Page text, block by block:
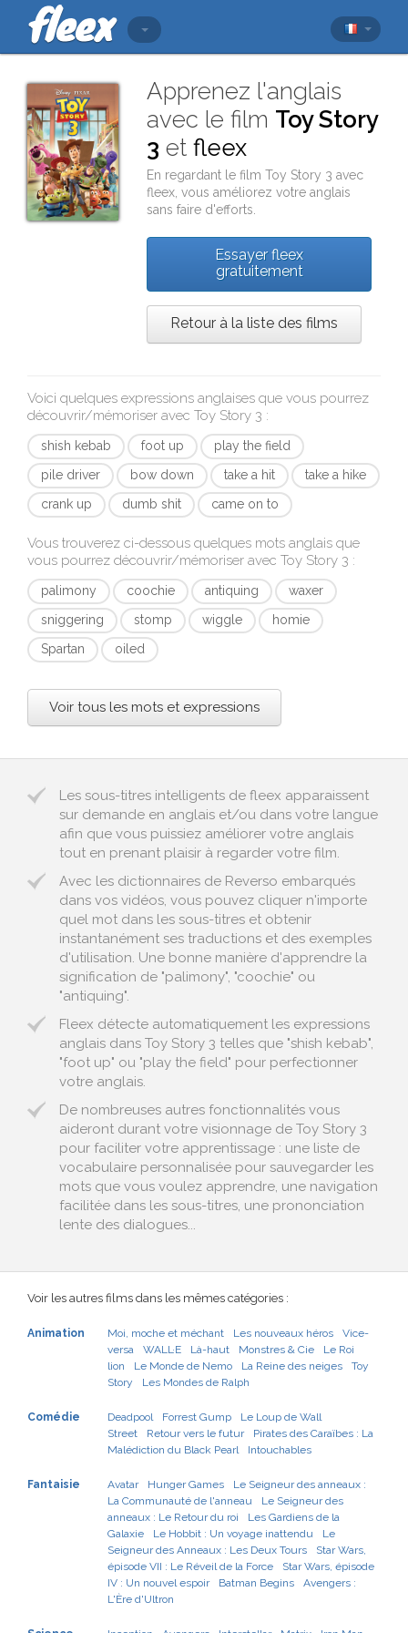
Apprenez l'anglais
avec le film Toy Story
3 etfleex
En regardant le filmToy Story 3 avec
fleex , vous améliorez votre anglais
sans faire d'efforts.
Essayer fleex
gratuitement
Retour à la liste des films
Voici quelques expressions anglaises que vous pourrez
découvrir/mémoriser avec Toy Story 3 :
shish kebab foot up
play the field
pile driver
bow down take a hit
take a hike
crank up
dumb shit came on to
Vous trouverez ci-dessous quelques mots anglais que
vous pourrez découvrir/mémoriser avec Toy Story 3 :
palimony coochie antiquing
waxer
sniggering
stomp wiggle
homie
Spartan
oiled
Voir tous les mots et expressions
Les sous-titres intelligents de fleex apparaissent
sur demande en anglais et/ou dans votre langue
afin que vous puissiez améliorer votre anglais
tout en prenant plaisir à regarder votre film.
Avec les dictionnaires de Reverso embarqués
dans vos vidéos, vous pouvez cliquer n'importe
quel mot dans les sous-titres et obtenir
instantanément ses traductions et des exemples
d'utilisation. Une bonne manière d'apprendre la
signification de "palimony", "coochie" ou
"antiquing".
Fleex détecte automatiquement les expressions
anglais dans Toy Story 3 telles que "shish kebab",
"foot up" ou "play the field" pour perfectionner
votre anglais.
De nombreuses autres fonctionnalités vous
aideront durant votre visionnage de Toy Story 3
pour faciliter votre apprentissage : une liste de
vocabulaire personnalisée pour sauvegarder les
mots que vous voulez apprendre, une navigation
facilitée dans les sous-titres, une prononciation
lente des dialogues...
Voir les autres films dans les mêmes catégories :
Animation Moi, moche et méchant Les nouveaux héros
Vice-
versa
WALL·E Là-haut Monstres & Cie
Le Roi
lion
Le Monde de Nemo La Reine des neiges
Toy
Story
Les Mondes de Ralph
Comédie Deadpool Forrest Gump
Le Loup de Wall
Street
Retour vers le futur
Pirates des Caraïbes : La
Malédiction du Black Pearl
Intouchables
Fantaisie Avatar Hunger Games
Le Seigneur des anneaux :
La Communauté de l'anneau
Le Seigneur des
anneaux : Le Retour du roi
Les Gardiens de la
Galaxie
Le Hobbit : Un voyage inattendu
Le
Seigneur des Anneaux : Les Deux Tours
Star Wars,
épisode VII : Le Réveil de la Force
Star Wars, épisode
IV : Un nouvel espoir
Batman Begins
Avengers :
L'Ère d'Ultron